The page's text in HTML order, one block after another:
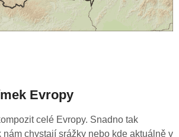
Evropy
celé Evropy. Snadno tak
nám chystají srážky nebo kde aktuálně v